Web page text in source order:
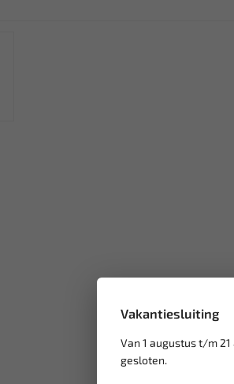
Vakantiesluiting
Van 1 augustus t/m
gesloten.